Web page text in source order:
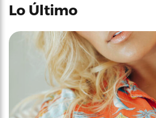
Lo Último